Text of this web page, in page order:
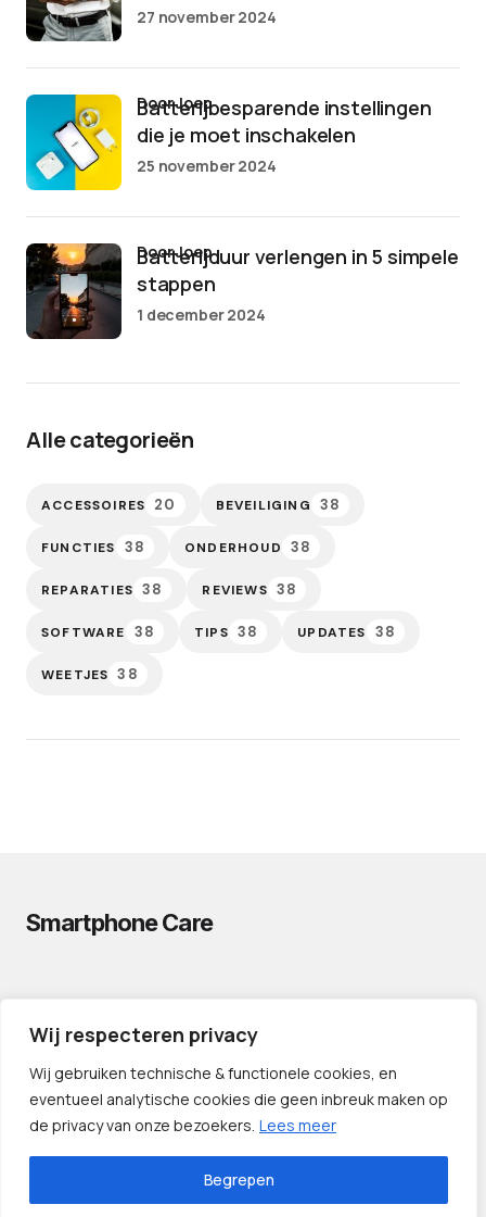
Wij respecteren privacy
Wij gebruiken technische & functionele cookies, en
eventueel analytische cookies die geen inbreuk maken op
de privacy van onze bezoekers. Lees meer
Begrepen
27 november 2024
Batterijbesparende instellingen
die je moet inschakelen
door Joep
25 november 2024
Batterijduur verlengen in 5 simpele
stappen
door Joep
1 december 2024
Alle categorieën
ACCESSOIRES 20 BEVEILIGING 38
FUNCTIES 38 ONDERHOUD 38
REPARATIES 38 REVIEWS 38
SOFTWARE 38 TIPS 38 UPDATES 38
WEETJES 38
Smartphone Care
CONTACT
©️ 2024 — Smartphone Care.